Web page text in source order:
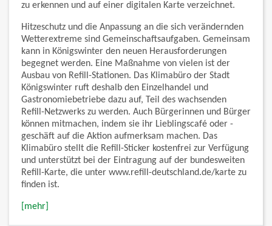
zu erkennen und auf einer digitalen Karte verzeichnet.
Hitzeschutz und die Anpassung an die sich verändernden
Wetterextreme sind Gemeinschaftsaufgaben. Gemeinsam
kann in Königswinter den neuen Herausforderungen
begegnet werden. Eine Maßnahme von vielen ist der
Ausbau von Refill-Stationen. Das Klimabüro der Stadt
Königswinter ruft deshalb den Einzelhandel und
Gastronomiebetriebe dazu auf, Teil des wachsenden
Refill-Netzwerks zu werden. Auch Bürgerinnen und Bürger
können mitmachen, indem sie ihr Lieblingscafé oder -
geschäft auf die Aktion aufmerksam machen. Das
Klimabüro stellt die Refill-Sticker kostenfrei zur Verfügung
und unterstützt bei der Eintragung auf der bundesweiten
Refill-Karte, die unter www.refill-deutschland.de/karte zu
finden ist.
[mehr]